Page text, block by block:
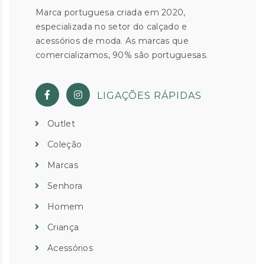
Marca portuguesa criada em 2020,
especializada no setor do calçado e
acessórios de moda. As marcas que
comercializamos, 90% são portuguesas.
LIGAÇÕES RÁPIDAS
Outlet
Coleção
Marcas
Senhora
Homem
Criança
Acessórios